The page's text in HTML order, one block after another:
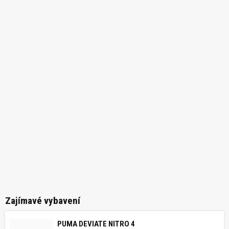
Zajímavé vybavení
PUMA DEVIATE NITRO 4